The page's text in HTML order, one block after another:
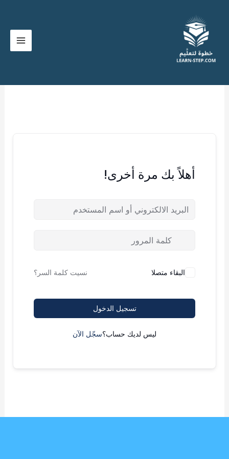
المحتوى
أهلاً بك مرة أخرى!
البقاء متصلا نسيت كلمة السر؟
تسجيل الدخول
ليس لديك حساب؟سجّل الآن